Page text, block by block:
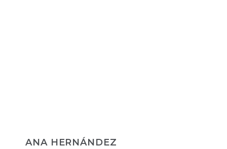
ANA HERNÁNDEZ